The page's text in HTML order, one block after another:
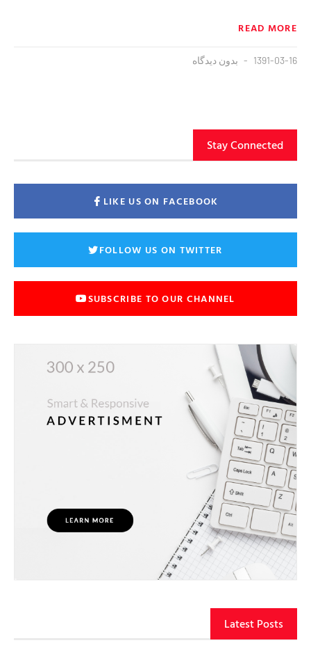
READ MORE
1391-03-16 بدون دیدگاه
Stay Connected
LIKE US ON FACEBOOK
FOLLOW US ON TWITTER
SUBSCRIBE TO OUR CHANNEL
Latest Posts